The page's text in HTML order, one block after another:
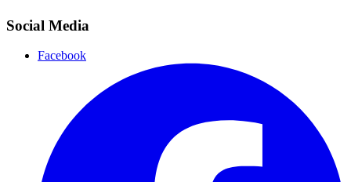
Social Media
Facebook